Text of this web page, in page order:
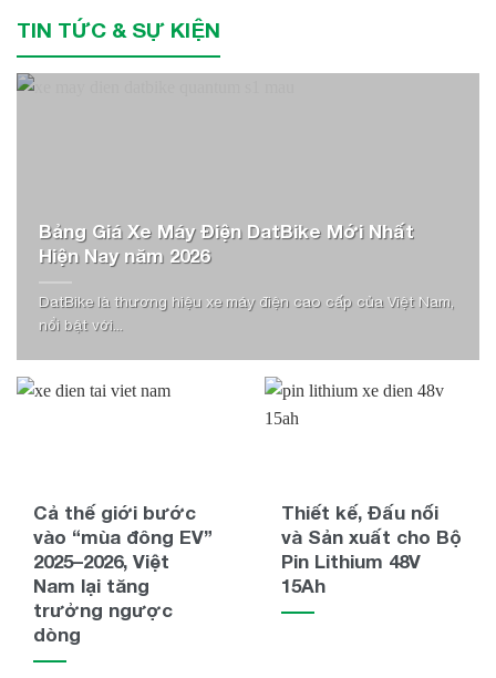
TIN TỨC & SỰ KIỆN
Bảng Giá Xe Máy Điện DatBike Mới Nhất
Hiện Nay năm 2026
DatBike là thương hiệu xe máy điện cao cấp của Việt Nam,
nổi bật với...
Cả thế giới bước
vào “mùa đông EV”
2025–2026, Việt
Nam lại tăng
trưởng ngược
dòng
Thiết kế, Đấu nối
và Sản xuất cho Bộ
Pin Lithium 48V
15Ah